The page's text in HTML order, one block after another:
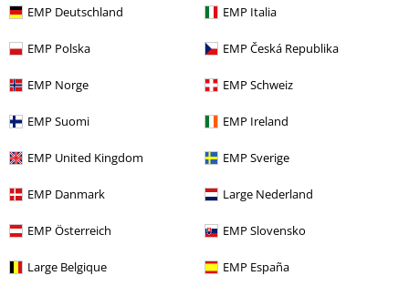
EMP Deutschland EMP Italia
EMP Polska EMP Česká Republika
EMP Norge EMP Schweiz
EMP Suomi EMP Ireland
EMP United Kingdom EMP Sverige
EMP Danmark Large Nederland
EMP Österreich EMP Slovensko
Large Belgique EMP España
DMCKč 899,00
More categories. More options.
Gaming Oblečení Trička
Oblečení & doplňky